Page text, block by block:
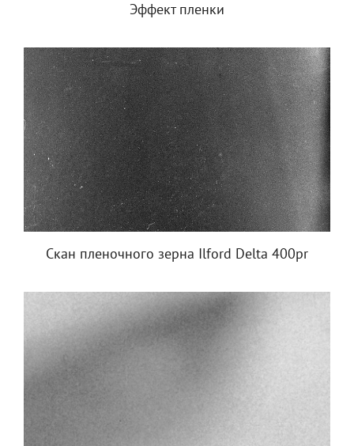
Эффект пленки
Скан пленочного зерна Ilford Delta 400pr